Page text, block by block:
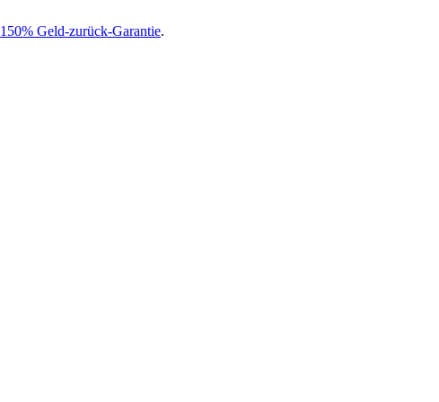
150% Geld-zurück-Garantie.